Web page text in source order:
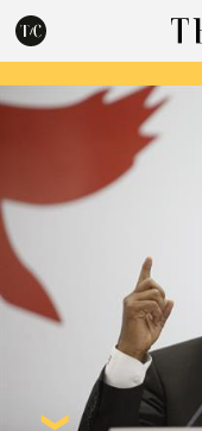
Escribe lo que deseas y